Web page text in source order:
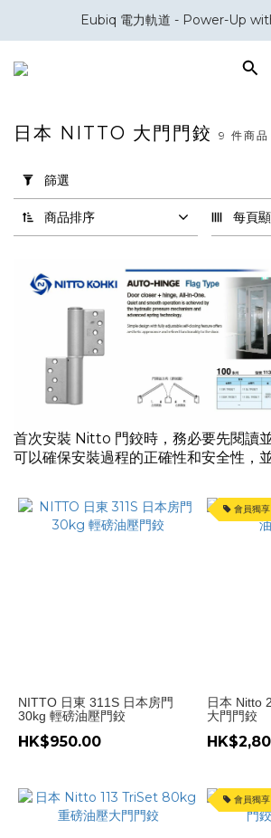
會員積分換領百佳 HK$50 購
Eubiq 電力軌道 - Power-Up
會員積分換領百佳 HK$50 購
用
篩
選
(0/20)
品
(9)
產
日
本
價格
日本 NITTO 大門門鉸 9 件商品
篩選
商品排序 每頁
首次安裝 Nitto 門鉸時，務必要先閱讀
可以確保安裝過程的正確性和安全性，
NITTO 日東 311S 日本房門
30kg 輕磅油壓門鉸
HK$950.00
會員獨享
日本 Nitto
大門門鉸
會員獨享